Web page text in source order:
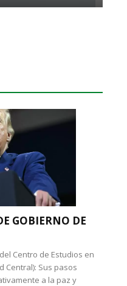
GOBIERNO DE
Centro de Estudios en
Central): Sus pasos
a la paz y